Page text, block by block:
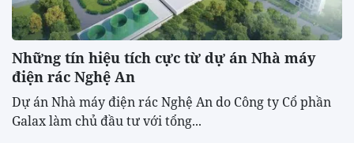
Những tín hiệu tích cực từ dự án Nhà máy
điện rác Nghệ An
Dự án Nhà máy điện rác Nghệ An do Công ty Cổ phần
Galax làm chủ đầu tư với tổng...